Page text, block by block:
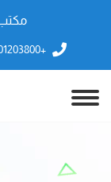
مكتب
+01101203800